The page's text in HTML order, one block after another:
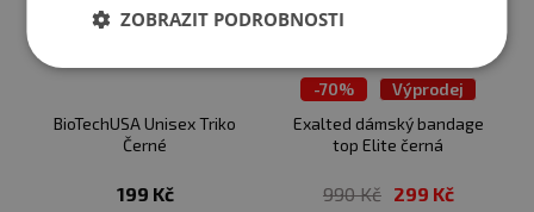
BioTechUSA Unisex Triko
Černé
199 Kč
-70%
Výprodej
Exalted dámský bandage
top Elite černá
990 Kč 299 Kč
ZOBRAZIT PODROBNOSTI